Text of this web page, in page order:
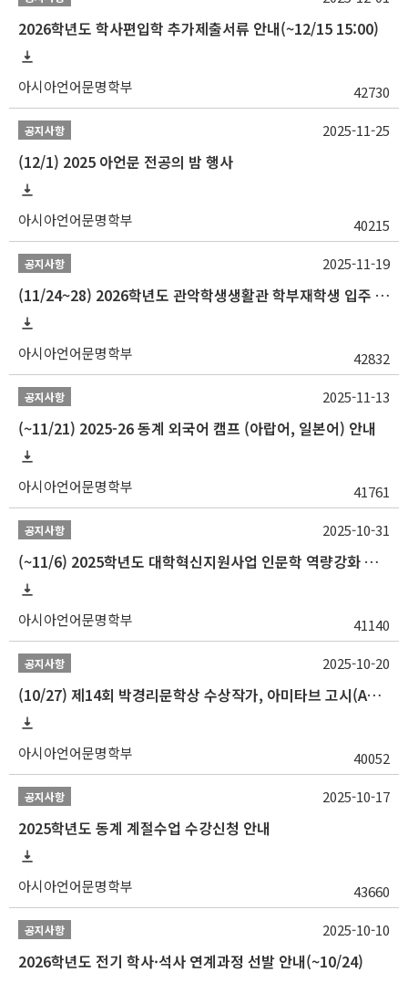
2026학년도 학사편입학 추가제출서류 안내(~12/15 15:00)
아시아언어문명학부 42730
공지사항
(12/1) 2025 아언문 전공의 밤 행사
아시아언어문명학부 40215
2025-11-25
공지사항
(11/24~28) 2026학년도 관악학생생활관 학부재학생 입주 신청 일정 안내
아시아언어문명학부 42832
2025-11-19
공지사항
(~11/21) 2025-26 동계 외국어 캠프 (아랍어, 일본어) 안내
아시아언어문명학부 41761
2025-11-13
공지사항
(~11/6) 2025학년도 대학혁신지원사업 인문학 역량강화 동계 인턴십 참가자 선발 안내
아시아언어문명학부 41140
2025-10-31
공지사항
(10/27) 제14회 박경리문학상 수상작가, 아미타브 고시(Amitav Ghosh) 강연 안내
아시아언어문명학부 40052
2025-10-20
공지사항
2025학년도 동계 계절수업 수강신청 안내
아시아언어문명학부 43660
2025-10-17
공지사항
2026학년도 전기 학사·석사 연계과정 선발 안내(~10/24)
2025-10-10